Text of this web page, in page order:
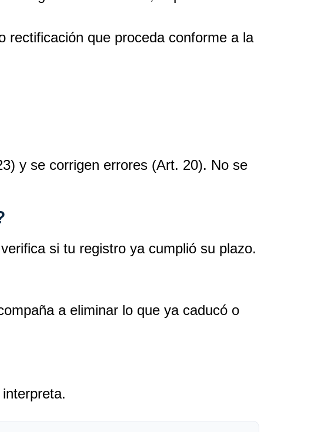
rectificación que proceda conforme a la
y se corrigen errores (Art. 20). No se
si tu registro ya cumplió su plazo.
a eliminar lo que ya caducó o